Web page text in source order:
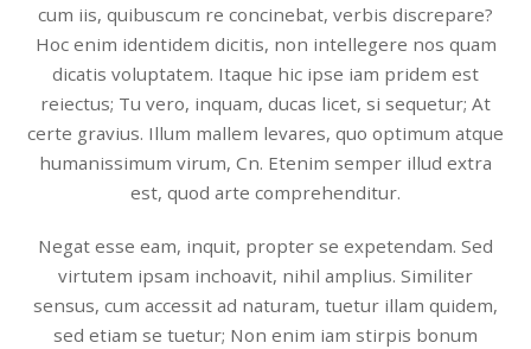
cum iis, quibuscum re concinebat, verbis discrepare?
Hoc enim identidem dicitis, non intellegere nos quam
dicatis voluptatem. Itaque hic ipse iam pridem est
reiectus; Tu vero, inquam, ducas licet, si sequetur; At
certe gravius. Illum mallem levares, quo optimum atque
humanissimum virum, Cn. Etenim semper illud extra
est, quod arte comprehenditur.
Negat esse eam, inquit, propter se expetendam. Sed
virtutem ipsam inchoavit, nihil amplius. Similiter
sensus, cum accessit ad naturam, tuetur illam quidem,
sed etiam se tuetur; Non enim iam stirpis bonum